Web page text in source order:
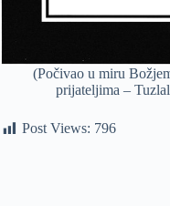
(Počivao u miru
prijateljima –
Post Views: 796